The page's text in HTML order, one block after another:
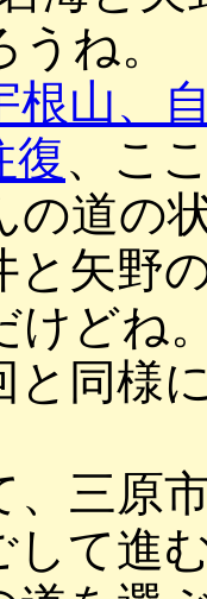
ね。
根山、
復、こ
の道の
と矢野
けどね
と同様
、三原
して進